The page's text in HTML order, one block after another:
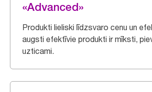
«Advanced»
Produkti lieliski līdzsvaro cenu un
augsti efektīvie produkti ir mīksti,
uzticami.